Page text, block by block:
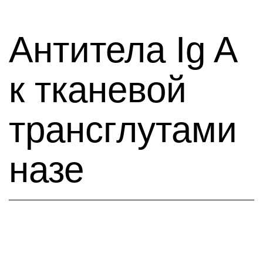
Антитела Ig A
к тканевой
трансглутами
назе